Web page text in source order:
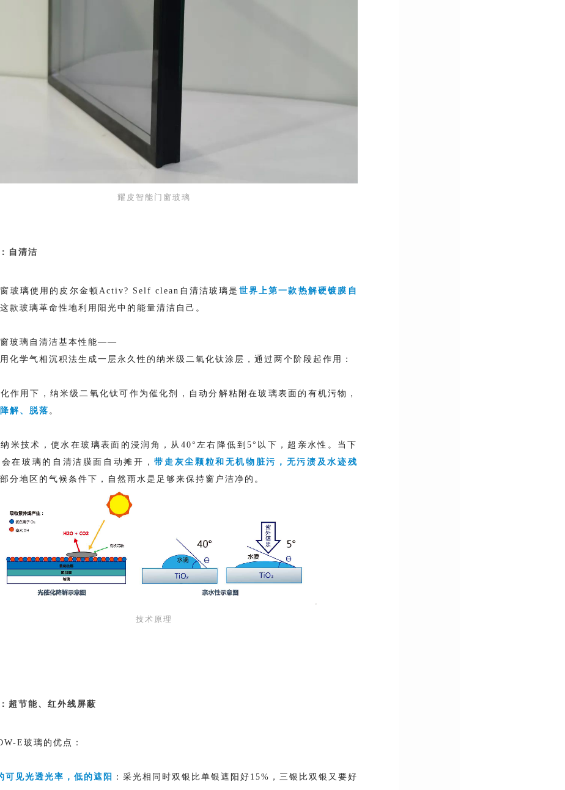
耀皮智能门窗玻璃
自清洁
玻璃使用的皮尔金顿Activ? Self clean自清洁玻璃是 世界上第一款热解硬镀膜自
款玻璃革命性地利用阳光中的能量清洁自己。
玻璃自清洁基本性能——
化学气相沉积法生成一层永久性的纳米级二氧化钛涂层，通过两个阶段起作用：
作用下，纳米级二氧化钛可作为催化剂，自动分解粘附在玻璃表面的有机污物，
解、脱落。
米技术，使水在玻璃表面的浸润角，从40°左右降低到5°以下，超亲水性。当下
在玻璃的自清洁膜面自动摊开，带走灰尘颗粒和无机物脏污，无污渍及水迹残
分地区的气候条件下，自然雨水是足够来保持窗户洁净的。
技术原理
超节能、红外线屏蔽
E玻璃的优点：
可见光透光率，低的遮阳
：采光相同时双银比单银遮阳好15%，三银比双银又要好